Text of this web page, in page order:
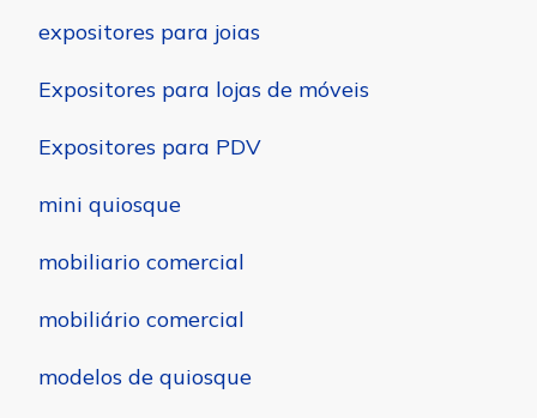
expositores para joias
Expositores para lojas de móveis
Expositores para PDV
mini quiosque
mobiliario comercial
mobiliário comercial
modelos de quiosque